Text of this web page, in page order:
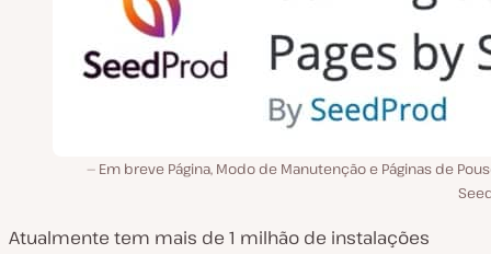
Em breve Página, Modo de Manutenção e Páginas de
Atualmente tem mais de 1 milhão de instalações